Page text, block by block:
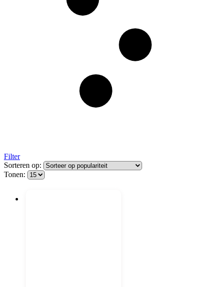
Filter
Sorteren op:
Tonen: